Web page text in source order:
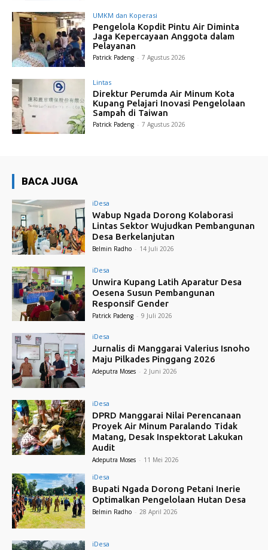
UMKM dan Koperasi
Pengelola Kopdit Pintu Air Diminta
Jaga Kepercayaan Anggota dalam
Pelayanan
Patrick Padeng - 7 Agustus 2026
Lintas
Direktur Perumda Air Minum Kota
Kupang Pelajari Inovasi Pengelolaan
Sampah di Taiwan
Patrick Padeng - 7 Agustus 2026
BACA JUGA
iDesa
Wabup Ngada Dorong Kolaborasi
Lintas Sektor Wujudkan Pembangunan
Desa Berkelanjutan
Belmin Radho - 14 Juli 2026
iDesa
Unwira Kupang Latih Aparatur Desa
Oesena Susun Pembangunan
Responsif Gender
Patrick Padeng - 9 Juli 2026
iDesa
Jurnalis di Manggarai Valerius Isnoho
Maju Pilkades Pinggang 2026
Adeputra Moses - 2 Juni 2026
iDesa
DPRD Manggarai Nilai Perencanaan
Proyek Air Minum Paralando Tidak
Matang, Desak Inspektorat Lakukan
Audit
Adeputra Moses - 11 Mei 2026
iDesa
Bupati Ngada Dorong Petani Inerie
Optimalkan Pengelolaan Hutan Desa
Belmin Radho - 28 April 2026
iDesa